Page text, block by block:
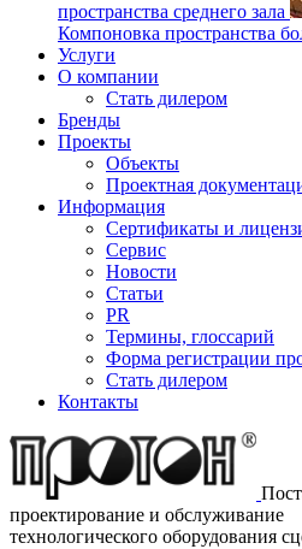
пространства среднего зала
Компоновка пространства
Услуги
О компании
Стать дилером
Бренды
Проекты
Объекты
Проектная
Информация
Сертификаты и
Сервис
Новости
Статьи
PR
Термины, глоссарий
Форма регистрации
Стать дилером
Контакты
проектирование и обслуживание
технологического оборудования